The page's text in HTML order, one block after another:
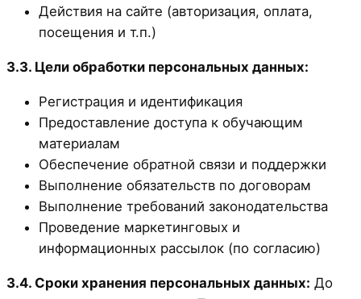
Действия на сайте (авторизация, оплата,
посещения и т.п.)
3.3. Цели обработки персональных данных:
Регистрация и идентификация
Предоставление доступа к обучающим
материалам
Обеспечение обратной связи и поддержки
Выполнение обязательств по договорам
Выполнение требований законодательства
Проведение маркетинговых и
информационных рассылок (по согласию)
3.4. Сроки хранения персональных данных: До